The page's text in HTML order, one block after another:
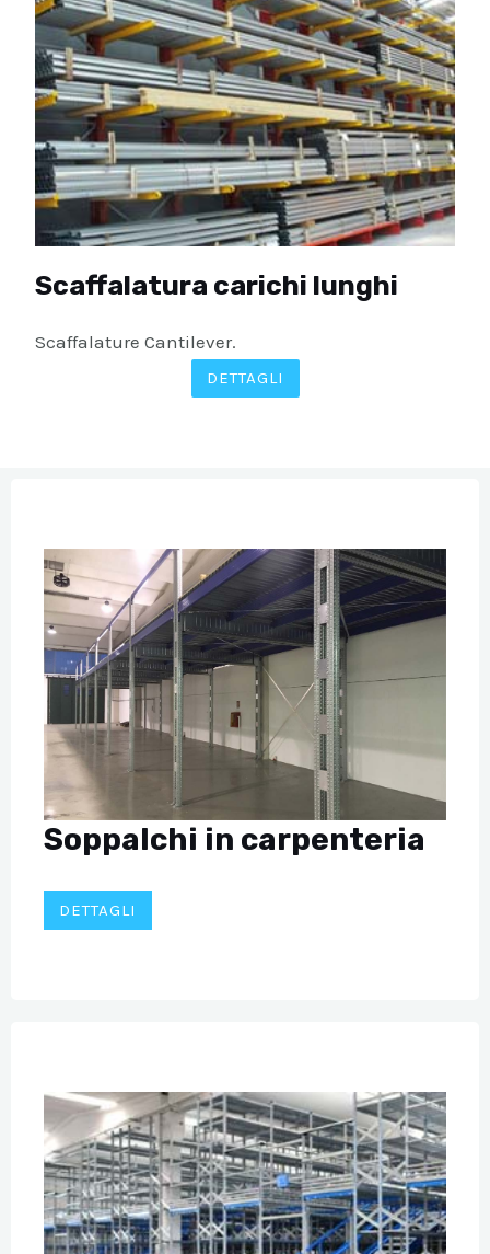
Scaffalatura carichi lunghi
Scaffalature Cantilever.
DETTAGLI
Soppalchi in carpenteria
DETTAGLI